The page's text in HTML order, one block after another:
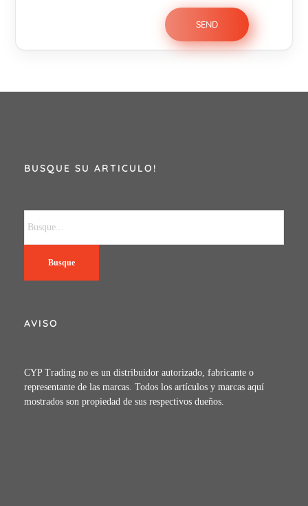
BUSQUE SU ARTICULO!
Busque
AVISO
CYP Trading no es un distribuidor autorizado, fabricante o
representante de las marcas. Todos los artículos y marcas aquí
mostrados son propiedad de sus respectivos dueños.